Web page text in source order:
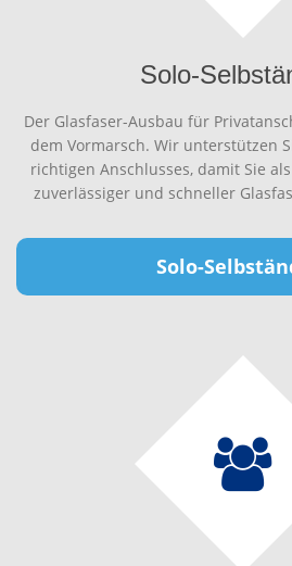
Solo-
Der Glasfaser-Ausbau für
dem Vormarsch. Wir unterstützen
richtigen Anschlusses, damit Sie
zuverlässiger und schneller
Solo-